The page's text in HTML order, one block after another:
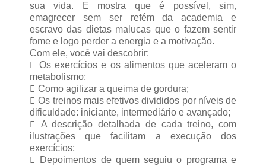
sua vida. E mostra que é possível, sim,
emagrecer sem ser refém da academia e
escravo das dietas malucas que o fazem sentir
fome e logo perder a energia e a motivação.
Com ele, você vai descobrir:
 Os exercícios e os alimentos que aceleram o
metabolismo;
 Como agilizar a queima de gordura;
 Os treinos mais efetivos divididos por níveis de
dificuldade: iniciante, intermediário e avançado;
 A descrição detalhada de cada treino, com
ilustrações que facilitam a execução dos
exercícios;
 Depoimentos de quem seguiu o programa e